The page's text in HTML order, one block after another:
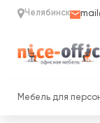
Челябинск
Мебель для